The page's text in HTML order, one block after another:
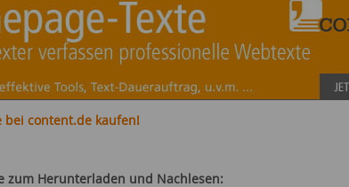
bei content.de kaufen!
zum Herunterladen und Nachlesen: